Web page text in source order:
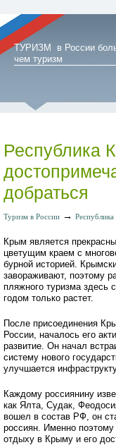
ТУРИЗМ в России
чем туризм
Республика
добраться
Туризм в России →
Крым является
цветущим краем с
бурной историей.
завораживают, поэтому
пляжного туризма здесь
годом только растет.
После присоединения
России, началось его
развитие. Он начал
систему нового
улучшается
Каждому россиянину
как Ялта, Судак,
вошел в состав РФ, он
россиян. Именно
отдыху в Крыму и его